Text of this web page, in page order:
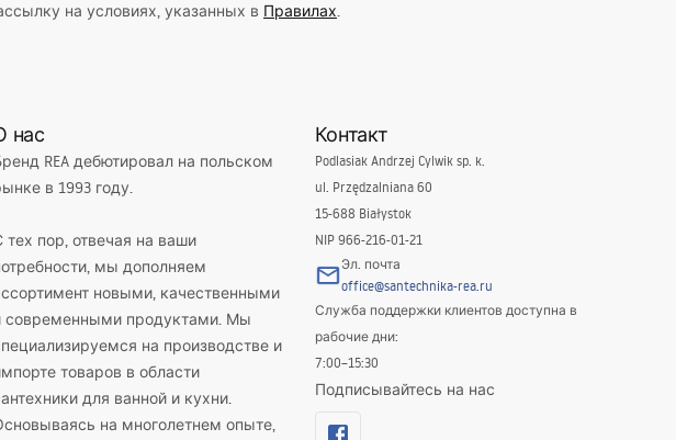
на условиях, указанных в Правилах.
нас
REA дебютировал на польском
в 1993 году.
тех пор, отвечая на ваши
мы дополняем
новыми, качественными
современными продуктами. Мы
на производстве и
товаров в области
для ванной и кухни.
на многолетнем опыте,
Контакт
Podlasiak Andrzej Cylwik sp. k.
ul. Przędzalniana 60
15-688 Białystok
NIP 966-216-01-21
Эл. почта
office@santechnika-rea.ru
Служба поддержки клиентов доступна в
рабочие дни:
7:00–15:30
Подписывайтесь на нас